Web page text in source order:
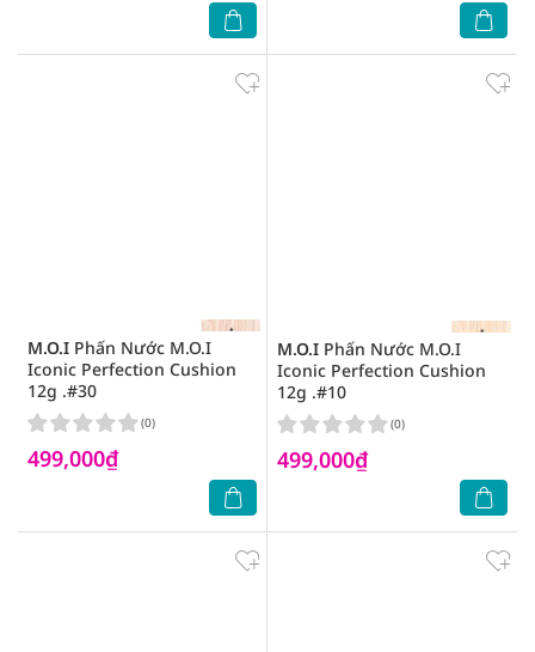
M.O.I Phấn Nước M.O.I
Iconic Perfection Cushion
12g .#30
499,000₫
(0)
M.O.I Phấn Nước M.O.I
Iconic Perfection Cushion
12g .#10
499,000₫
(0)